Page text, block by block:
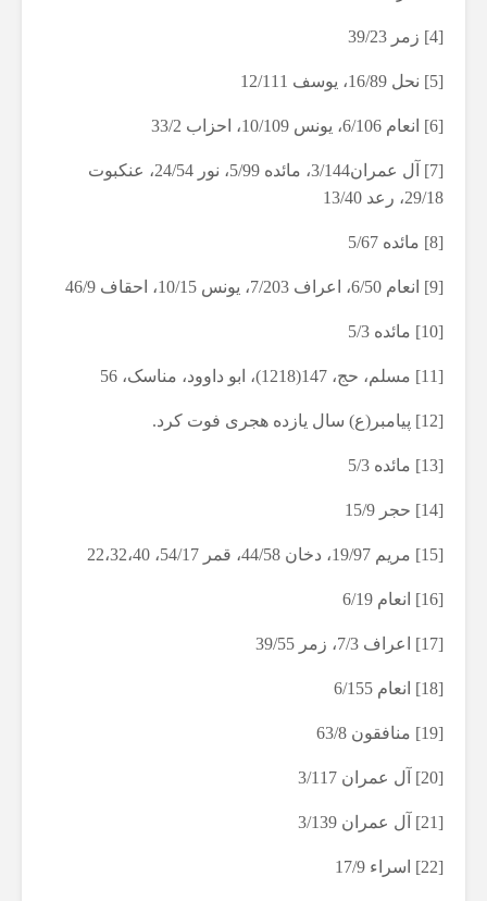
[4] زمر 39/23
[5] نحل 16/89، یوسف 12/111
[6] انعام 6/106، یونس 10/109، احزاب 33/2
[7] آل عمران3/144، مائده 5/99، نور 24/54، عنکبوت
29/18، رعد 13/40
[8] مائده 5/67
[9] انعام 6/50، اعراف 7/203، یونس 10/15، احقاف 46/9
[10] مائده 5/3
[11] مسلم، حج، 147(1218)، ابو داوود، مناسک، 56
[12] پیامبر(ع) سال یازده هجری فوت کرد.
[13] مائده 5/3
[14] حجر 15/9
[15] مریم 19/97، دخان 44/58، قمر 54/17، 22،32،40
[16] انعام 6/19
[17] اعراف 7/3، زمر 39/55
[18] انعام 6/155
[19] منافقون 63/8
[20] آل عمران 3/117
[21] آل عمران 3/139
[22] اسراء 17/9